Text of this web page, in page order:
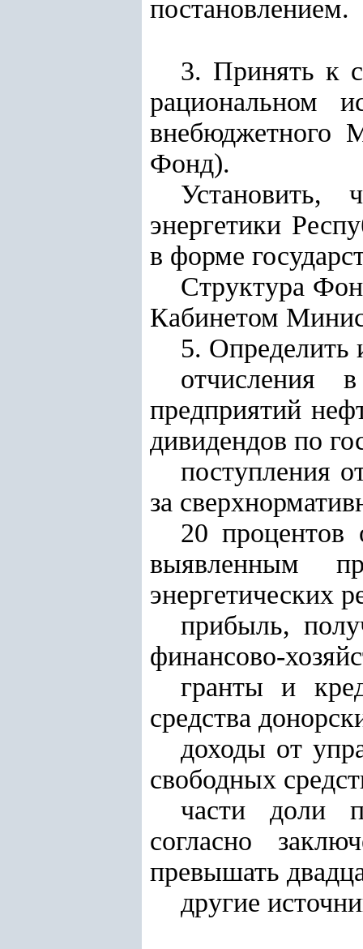
постановлением.
3. Принять к
рациональном
внебюджетного
Фонд).
Установить,
энергетики
в форме
Структура
Кабинетом
5. Определить
отчисления
предприятий
дивидендов по
поступления
за
20 процентов
выявленным
энергетических
прибыль,
финансово-
гранты и
средства
доходы от
свободных
части доли
согласно
превышать
другие